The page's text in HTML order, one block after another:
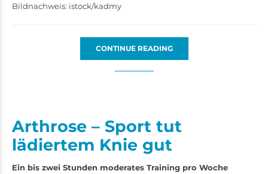
Bildnachweis: istock/kadmy
CONTINUE READING
Arthrose – Sport tut
lädiertem Knie gut
Ein bis zwei Stunden moderates Training pro Woche